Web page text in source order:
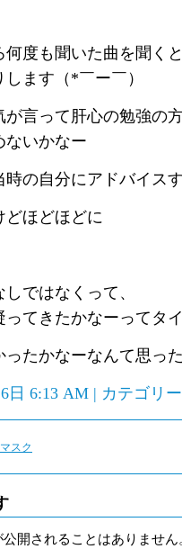
何度も聞いた曲を聞く
ます（*￣ー￣）
が言って肝心の勉強の
ないかなー
時の自分にアドバイス
どほどほどに
ではなくって、
ってきたかなーってタ
ったかなーなんて思っ
日 6:13 AM | カテゴリ
スク
公開されることはありません